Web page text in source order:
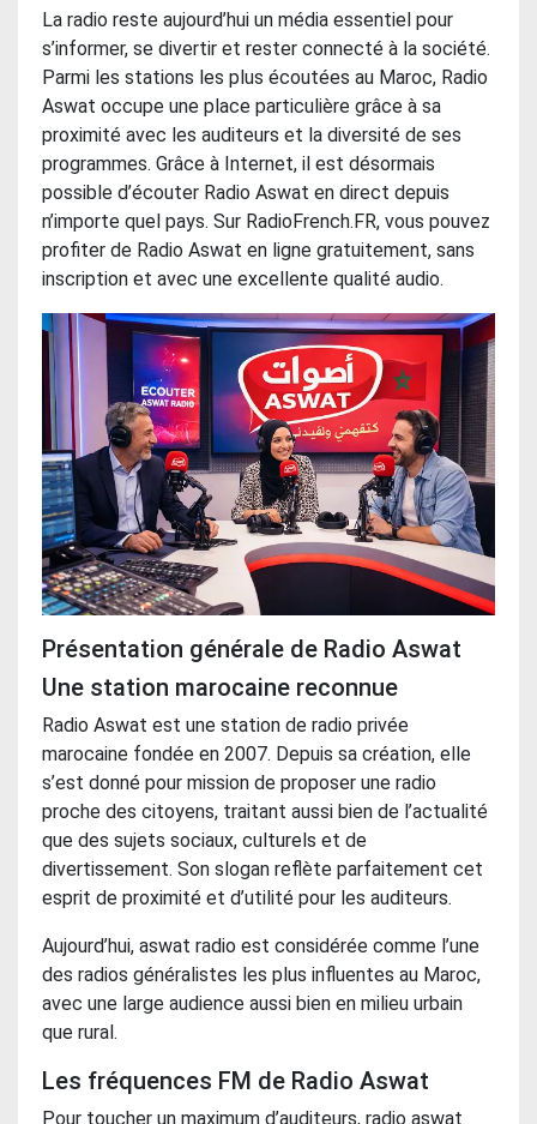
La radio reste aujourd’hui un média essentiel pour
s’informer, se divertir et rester connecté à la société.
Parmi les stations les plus écoutées au Maroc, Radio
Aswat occupe une place particulière grâce à sa
proximité avec les auditeurs et la diversité de ses
programmes. Grâce à Internet, il est désormais
possible d’écouter Radio Aswat en direct depuis
n’importe quel pays. Sur RadioFrench.FR, vous pouvez
profiter de Radio Aswat en ligne gratuitement, sans
inscription et avec une excellente qualité audio.
Présentation générale de Radio Aswat
Une station marocaine reconnue
Radio Aswat est une station de radio privée
marocaine fondée en 2007. Depuis sa création, elle
s’est donné pour mission de proposer une radio
proche des citoyens, traitant aussi bien de l’actualité
que des sujets sociaux, culturels et de
divertissement. Son slogan reflète parfaitement cet
esprit de proximité et d’utilité pour les auditeurs.
Aujourd’hui, aswat radio est considérée comme l’une
des radios généralistes les plus influentes au Maroc,
avec une large audience aussi bien en milieu urbain
que rural.
Les fréquences FM de Radio Aswat
Pour toucher un maximum d’auditeurs, radio aswat